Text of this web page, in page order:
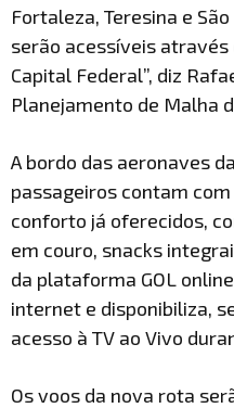
Fortaleza, Teresina e
serão acessíveis através
Capital Federal”, diz
Planejamento de Malha
A bordo das aeronaves
passageiros contam
conforto já oferecidos,
em couro, snacks
da plataforma GOL
internet e disponibiliza,
acesso à TV ao Vivo
Os voos da nova rota